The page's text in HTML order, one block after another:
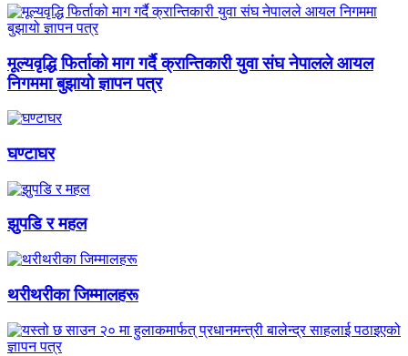
मूल्यवृद्धि फिर्ताको माग गर्दै क्रान्तिकारी युवा संघ नेपालले आयल
निगममा बुझायो ज्ञापन पत्र
घण्टाघर
झुपडि र महल
थरीथरीका जिम्मालहरू